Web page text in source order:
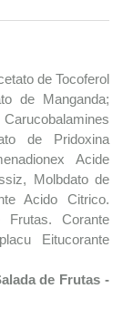
de Tocoferol
de Manganda;
de Pridoxina
Acide
Molbdato de
Acido Citrico.
Corante
Eitucorante
de Frutas -